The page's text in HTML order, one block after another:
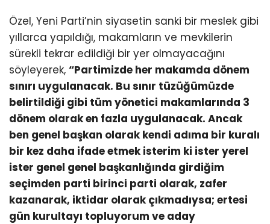
Özel, Yeni Parti’nin siyasetin sanki bir meslek gibi
yıllarca yapıldığı, makamların ve mevkilerin
sürekli tekrar edildiği bir yer olmayacağını
söyleyerek, “Partimizde her makamda dönem
sınırı uygulanacak. Bu sınır tüzüğümüzde
belirtildiği gibi tüm yönetici makamlarında 3
dönem olarak en fazla uygulanacak. Ancak
ben genel başkan olarak kendi adıma bir kuralı
bir kez daha ifade etmek isterim ki ister yerel
ister genel genel başkanlığında girdiğim
seçimden parti birinci parti olarak, zafer
kazanarak, iktidar olarak çıkmadıysa; ertesi
gün kurultayı topluyorum ve aday